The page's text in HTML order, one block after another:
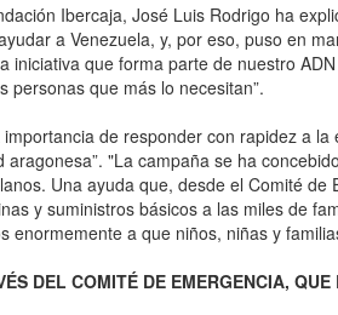
Ibercaja, José Luis Rodrigo ha
a Venezuela, y, por eso, puso en
iniciativa que forma parte de nuestro
personas que más lo necesitan”.
importancia de responder con rapidez a
aragonesa”. "La campaña se ha
Una ayuda que, desde el Comité
y suministros básicos a las miles de
enormemente a que niños, niñas y
DEL COMITÉ DE EMERGENCIA, QUE